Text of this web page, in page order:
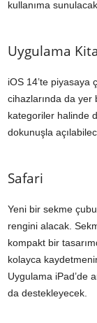
kullanıma
Uygulama
iOS 14’te piyasaya
cihazlarında da yer
kategoriler halinde
dokunuşla
Safari
Yeni bir sekme
rengini alacak.
kompakt bir
kolayca
Uygulama iPad’de
da destekleyecek.